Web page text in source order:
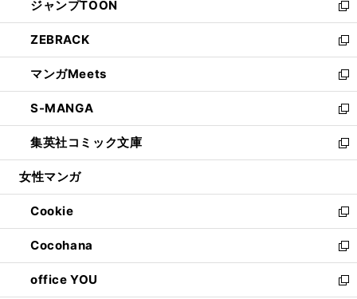
く
で
開
く
ド
ウ
で
開
く
ィ
ン
ド
ウ
で
開
く
い
ウ
ィ
ン
ド
ウ
で
開
く
ジャンプTOON
新
し
い
ウ
ィ
ン
ド
ウ
で
開
ZEBRACK
新
し
い
ウ
ィ
ン
ド
ウ
開
く
マンガMeets
新
し
い
ウ
ィ
ン
ウ
で
開
く
S-MANGA
新
し
い
ウ
ン
ド
ウ
で
開
く
集英社コミック文庫
新
し
ウ
ィ
ン
ド
ウ
で
女性マンガ
Cookie
新
し
い
ウ
ィ
Cocohana
新
し
い
office YOU
新